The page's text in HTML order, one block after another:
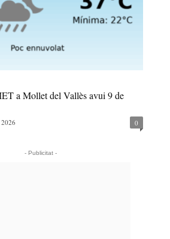
a Mollet del Vallès avui 9 de
0
- Publicitat -